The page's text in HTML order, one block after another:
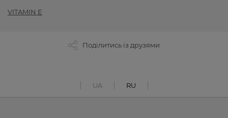
VITAMIN E
Поділитись із друзями
UA RU